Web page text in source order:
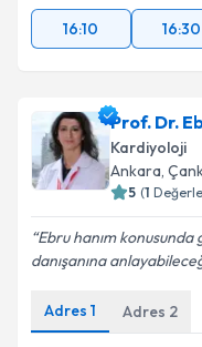
16:10
16:30
Prof. Dr.
Kardiyoloji
Ankara,
5 (1
Ebru hanım
danışanına
Adres 1 Adres 2